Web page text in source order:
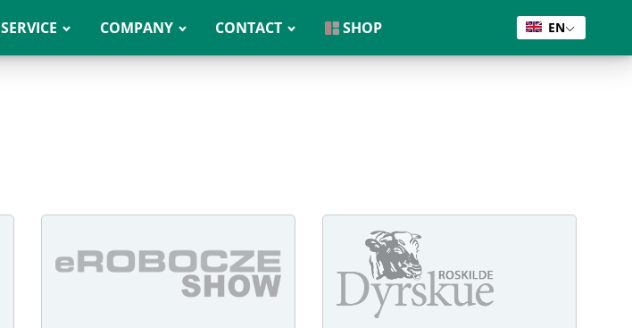
SERVICE COMPANY CONTACT SHOP EN